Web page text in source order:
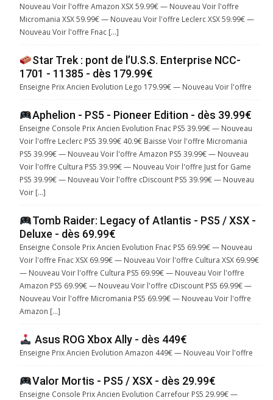
Nouveau Voir l'offre Amazon XSX 59.99€ — Nouveau Voir l'offre
Micromania XSX 59.99€ — Nouveau Voir l'offre Leclerc XSX 59.99€ —
Nouveau Voir l'offre Fnac […]
Star Trek : pont de l’U.S.S. Enterprise NCC-
1701 - 11385 - dès 179.99€
Enseigne Prix Ancien Evolution Lego 179.99€ — Nouveau Voir l'offre
Aphelion - PS5 - Pioneer Edition - dès 39.99€
Enseigne Console Prix Ancien Evolution Fnac PS5 39.99€ — Nouveau
Voir l'offre Leclerc PS5 39.99€ 40.9€ Baisse Voir l'offre Micromania
PS5 39.99€ — Nouveau Voir l'offre Amazon PS5 39.99€ — Nouveau
Voir l'offre Cultura PS5 39.99€ — Nouveau Voir l'offre Just for Game
PS5 39.99€ — Nouveau Voir l'offre cDiscount PS5 39.99€ — Nouveau
Voir […]
Tomb Raider: Legacy of Atlantis - PS5 / XSX -
Deluxe - dès 69.99€
Enseigne Console Prix Ancien Evolution Fnac PS5 69.99€ — Nouveau
Voir l'offre Fnac XSX 69.99€ — Nouveau Voir l'offre Cultura XSX 69.99€
— Nouveau Voir l'offre Cultura PS5 69.99€ — Nouveau Voir l'offre
Amazon PS5 69.99€ — Nouveau Voir l'offre cDiscount PS5 69.99€ —
Nouveau Voir l'offre Micromania PS5 69.99€ — Nouveau Voir l'offre
Amazon […]
Asus ROG Xbox Ally - dès 449€
Enseigne Prix Ancien Evolution Amazon 449€ — Nouveau Voir l'offre
Valor Mortis - PS5 / XSX - dès 29.99€
Enseigne Console Prix Ancien Evolution Carrefour PS5 29.99€ —